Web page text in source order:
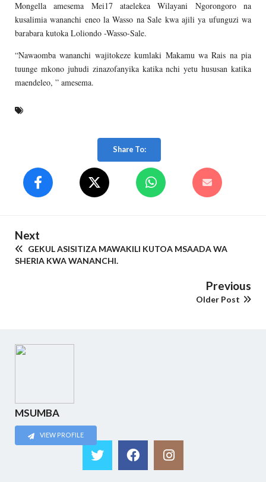
Mongella amesema Mei17 ataelekea Wilayani Ngorongoro na
kusalimia wananchi eneo la Wasso na Sale kwa ajili ya ufunguzi wa
barabara kutoka Loliondo -Wasso-Sale.
“Nawaomba wananchi wajitokeze kumlaki Makamu wa Rais na pia
tuunge mkono juhudi zinazofanyika katika nchi yetu hususan katika
maendeleo, ” amesema.
Share To:
Next
GEKUL ASISITIZA MAWAKILI KUTOA MSAADA WA
SHERIA KWA WANANCHI.
Previous
Older Post
MSUMBA
VIEW PROFILE